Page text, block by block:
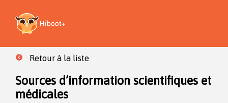
Retour à la liste
Sources d’information scientifiques et
médicales